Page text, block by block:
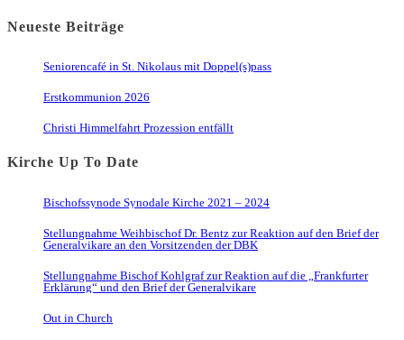
Neueste Beiträge
Seniorencafé in St. Nikolaus mit Doppel(s)pass
Erstkommunion 2026
Christi Himmelfahrt Prozession entfällt
Kirche Up To Date
Bischofssynode Synodale Kirche 2021 – 2024
Stellungnahme Weihbischof Dr. Bentz zur Reaktion auf den Brief der
Generalvikare an den Vorsitzenden der DBK
Stellungnahme Bischof Kohlgraf zur Reaktion auf die „Frankfurter
Erklärung“ und den Brief der Generalvikare
Out in Church